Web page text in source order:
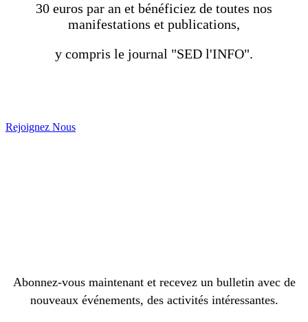
30 euros par an et bénéficiez de toutes nos
manifestations et publications,
y compris le journal "SED l'INFO".
Rejoignez Nous
Abonnez-vous maintenant et recevez un bulletin avec de
nouveaux événements, des activités intéressantes.